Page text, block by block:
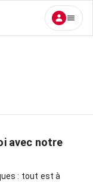
avec notre
: tout est à